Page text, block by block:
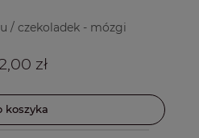
/ czekoladek - mózgi
zł
koszyka